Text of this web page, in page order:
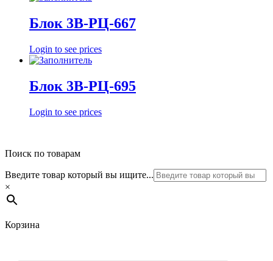
Блок 3В-РЦ-667
Login to see prices
Блок 3В-РЦ-695
Login to see prices
Поиск по товарам
Введите товар который вы ищите...
×
Корзина